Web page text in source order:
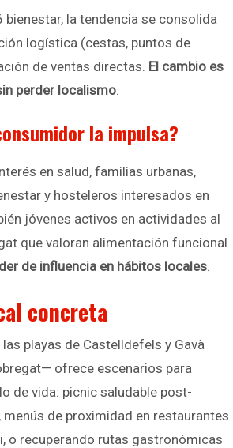
bienestar, la tendencia se consolida
logística (cestas, puntos de
de ventas directas. El cambio es
perder localismo.
la impulsa?
en salud, familias urbanas,
y hosteleros interesados en
jóvenes activos en actividades al
que valoran alimentación funcional
de influencia en hábitos locales.
concreta
playas de Castelldefels y Gavà
ofrece escenarios para
de vida: picnic saludable post-
menús de proximidad en restaurantes
o recuperando rutas gastronómicas